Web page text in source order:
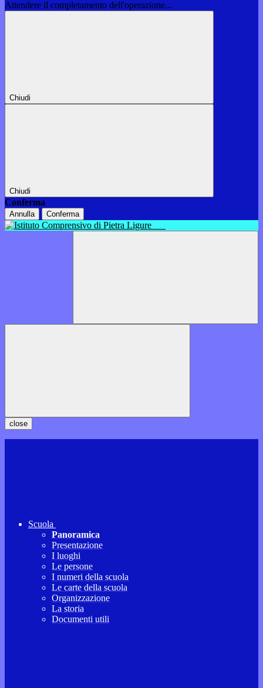
Attendere il completamento dell'operazione...
Chiudi
Chiudi
Conferma
Annulla Conferma
close
Scuola
Panoramica
Presentazione
I luoghi
Le persone
I numeri della scuola
Le carte della scuola
Organizzazione
La storia
Documenti utili